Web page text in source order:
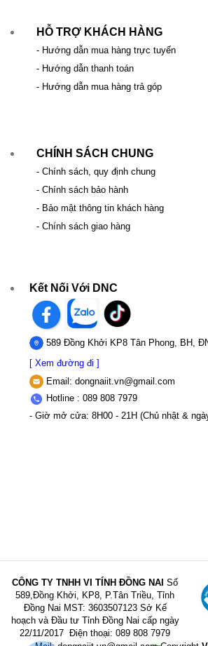
HỖ TRỢ KHÁCH HÀNG
- Hướng dẫn mua hàng trực tuyến
- Hướng dẫn thanh toán
- Hướng dẫn mua hàng trả góp
CHÍNH SÁCH CHUNG
- Chính sách, quy định chung
- Chính sách bảo hành
- Bảo mật thông tin khách hàng
- Chính sách giao hàng
Kết Nối Với DNC
589 Đồng Khởi KP8 Tân Phong, BH,
[ Xem đường đi ]
Email: dongnaiit.vn@gmail.com
Hotline : 089 808 7979
- Giờ mở cửa: 8H00 - 21H (Chủ nhật &
CÔNG TY TNHH VI TÍNH ĐỒNG NAI Số
589,Đồng Khởi, KP8, P.Tân Triều, Tỉnh
Đồng Nai MST: 3603507123 Sở Kế
hoạch và Đầu tư Tỉnh Đồng Nai cấp ngày
22/11/2017 Điện thoại: 089 808 7979